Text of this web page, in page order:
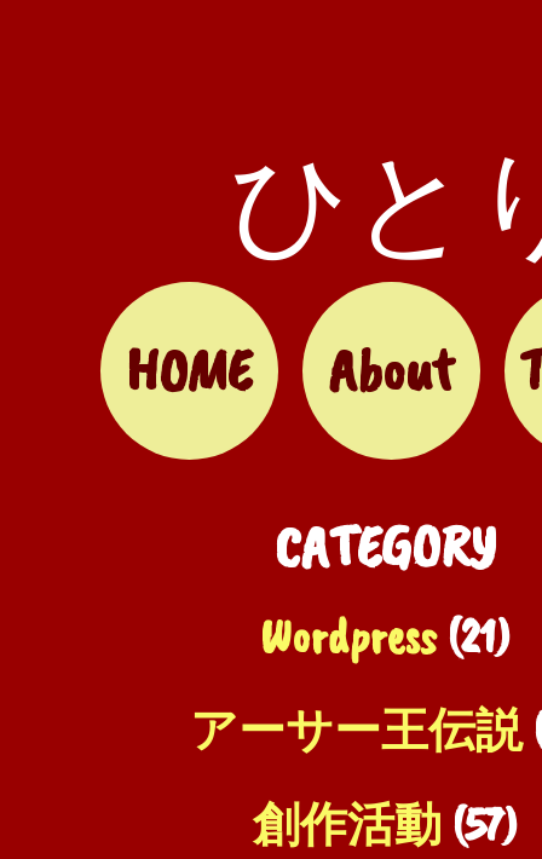
ひと
HOME About
CATEGORY
Wordpress(21)
アーサー王伝説
創作活動 (57)